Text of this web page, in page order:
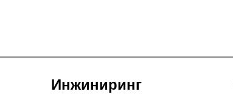
Инжиниринг